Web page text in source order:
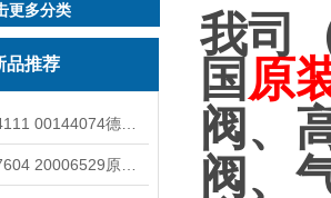
更多分类
品推荐
我司
国 原
阀、
阀、